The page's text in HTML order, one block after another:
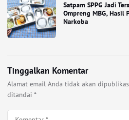
Satpam SPPG Jadi
Ompreng MBG, Hasil
Narkoba
Tinggalkan Komentar
Alamat email Anda tidak akan
ditandai *